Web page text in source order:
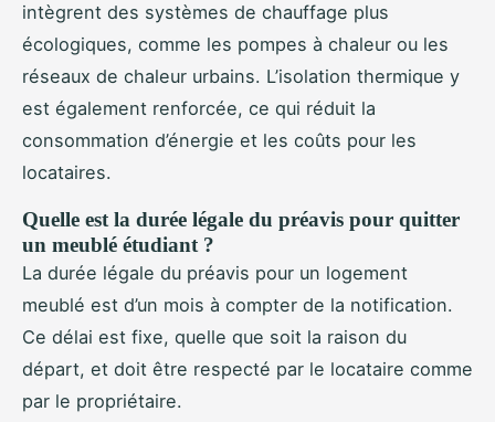
intègrent des systèmes de chauffage plus
écologiques, comme les pompes à chaleur ou les
réseaux de chaleur urbains. L’isolation thermique y
est également renforcée, ce qui réduit la
consommation d’énergie et les coûts pour les
locataires.
Quelle est la durée légale du préavis pour quitter
un meublé étudiant ?
La durée légale du préavis pour un logement
meublé est d’un mois à compter de la notification.
Ce délai est fixe, quelle que soit la raison du
départ, et doit être respecté par le locataire comme
par le propriétaire.